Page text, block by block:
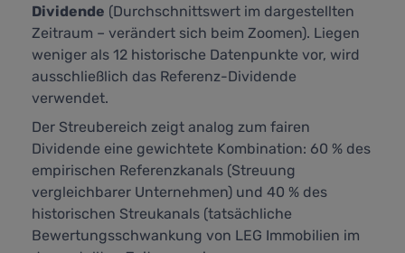
Dividende (Durchschnittswert im dargestellten
Zeitraum – verändert sich beim Zoomen). Liegen
weniger als 12 historische Datenpunkte vor, wird
ausschließlich das Referenz-Dividende
verwendet.
Der Streubereich zeigt analog zum fairen
Dividende eine gewichtete Kombination: 60 % des
empirischen Referenzkanals (Streuung
vergleichbarer Unternehmen) und 40 % des
historischen Streukanals (tatsächliche
Bewertungsschwankung von LEG Immobilien im